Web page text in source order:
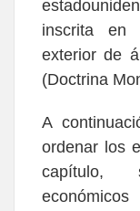
inscrita en
exterior de
(Doctrina
A
ordenar los
capítulo,